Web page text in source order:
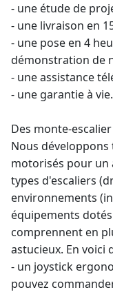
- une étude de
- une livraison en
- une pose en 4
démonstration de
- une assistance
- une garantie à vie.
Des monte-
Nous
motorisés pour un
types d'escaliers
environnements
équipements
comprennent en
astucieux. En voici
- un joystick
pouvez